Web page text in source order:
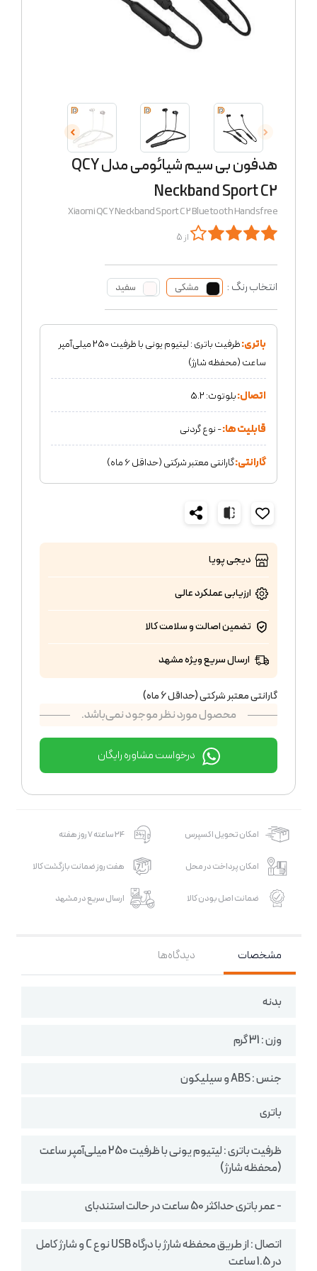
هدفون بی سیم شیائومی مدل QCY
Neckband Sport C2
Xiaomi QCY Neckband Sport C2 Bluetooth Handsfree
از 5
انتخاب رنگ : مشکی سفید
باتری:
ظرفیت باتری : لیتیوم یونی با ظرفیت 250 میلی‌آمپر
ساعت (محفظه شارژ)
اتصال:بلوتوث: 5.2
قابلیت ها:- نوع گردنی
گارانتی:گارانتی معتبر شرکتی (حداقل 6 ماه)
دیجی پویا
ارزیابی عملکردعالی
تضمین اصالت و سلامت کالا
ارسال سریع ویژه مشهد
گارانتی معتبر شرکتی (حداقل 6 ماه)
محصول مورد نظر موجود نمی‌باشد.
درخواست مشاوره رایگان
امکان تحویل اکسپرس 24 ساعته 7 روز هفته
امکان پرداخت در محل هفت روز ضمانت بازگشت کالا
ضمانت اصل بودن کالا ارسال سریع در مشهد
مشخصات دیدگاه‌ها
بدنه
وزن : 31 گرم
جنس : ABS و سیلیکون
باتری
ظرفیت باتری : لیتیوم یونی با ظرفیت 250 میلی‌آمپر ساعت
(محفظه شارژ)
- عمر باتری حداکثر 50 ساعت در حالت استندبای
اتصال : از طریق محفظه شارژ با درگاه USB نوع C و شارژ کامل
در 1.5 ساعت